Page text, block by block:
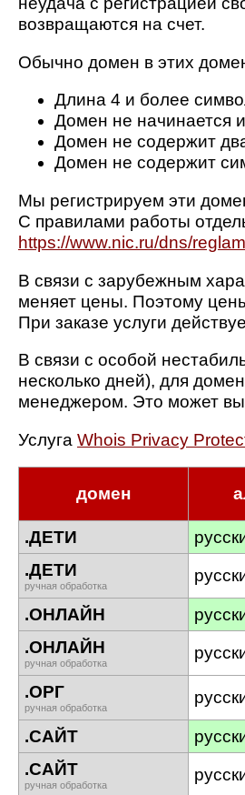
возвращаются на счет.
Обычно домен в этих
Длина 4 и более
Домен не начинается
Домен не содержит
Домен не содержит
Мы регистрируем эти
С правилами работы
https://www.nic.ru/dns/
В связи с зарубежным
меняет цены. Поэтому
При заказе услуги
В связи с особой
несколько дней), для
менеджером. Это может
Услуга Whois Privacy
домен
.ДЕТИ
.ДЕТИ
ручная обработка
.ОНЛАЙН
.ОНЛАЙН
ручная обработка
.ОРГ
ручная обработка
.САЙТ
.САЙТ
ручная обработка